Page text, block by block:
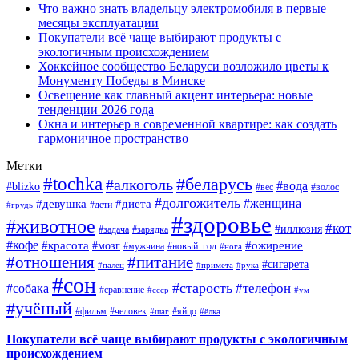
Что важно знать владельцу электромобиля в первые
месяцы эксплуатации
Покупатели всё чаще выбирают продукты с
экологичным происхождением
Хоккейное сообщество Беларуси возложило цветы к
Монументу Победы в Минске
Освещение как главный акцент интерьера: новые
тенденции 2026 года
Окна и интерьер в современной квартире: как создать
гармоничное пространство
Метки
#blizko #tochka #алкоголь#беларусь #вес #вода #волос
#грудь #девушка #дети #диета #долгожитель #женщина
#животное #задача #зарядка #здоровье #иллюзия #кот
#кофе #красота #мозг #мужчина #новый_год #нога #ожирение
#отношения #палец #питание #примета #рука #сигарета
#собака #сон #сравнение #ссср #старость #телефон #ум
#учёный #фильм #человек #шаг #яйцо #ёлка
Покупатели всё чаще выбирают продукты с экологичным
происхождением